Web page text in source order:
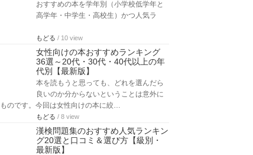
おすすめの本を学年別（小学校低学年と
高学年・中学生・高校生）かつ人気ラ
もどる / 10 view
女性向けの本おすすめランキング
36選～20代・30代・40代以上の年
代別【最新版】
本を読もうと思っても、どれを選んだら
良いのか分からないということは意外に
のです。今回は女性向けの本に絞…
もどる / 8 view
漢検問題集のおすすめ人気ランキン
グ20選と口コミ＆選び方【級別・
最新版】